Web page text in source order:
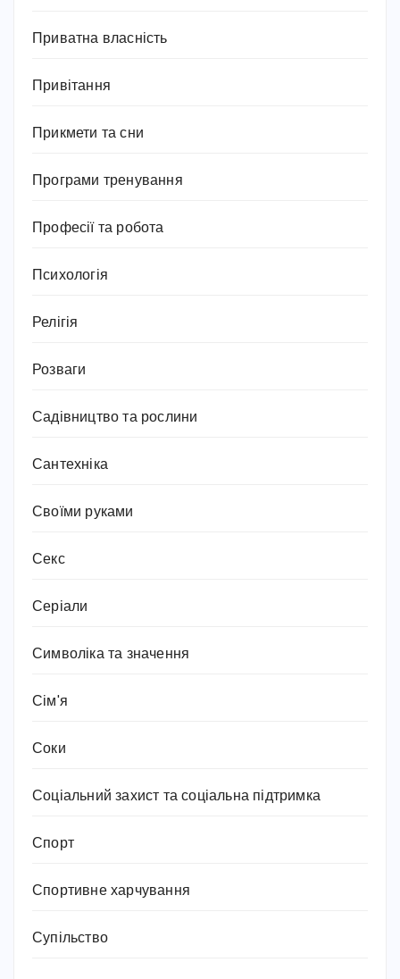
Приватна власність
Привітання
Прикмети та сни
Програми тренування
Професії та робота
Психологія
Релігія
Розваги
Садівництво та рослини
Сантехніка
Своїми руками
Секс
Серіали
Символіка та значення
Сім'я
Соки
Соціальний захист та соціальна підтримка
Спорт
Спортивне харчування
Супільство